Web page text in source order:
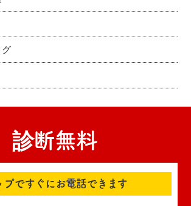
グ
診断無料
プですぐにお電話できます